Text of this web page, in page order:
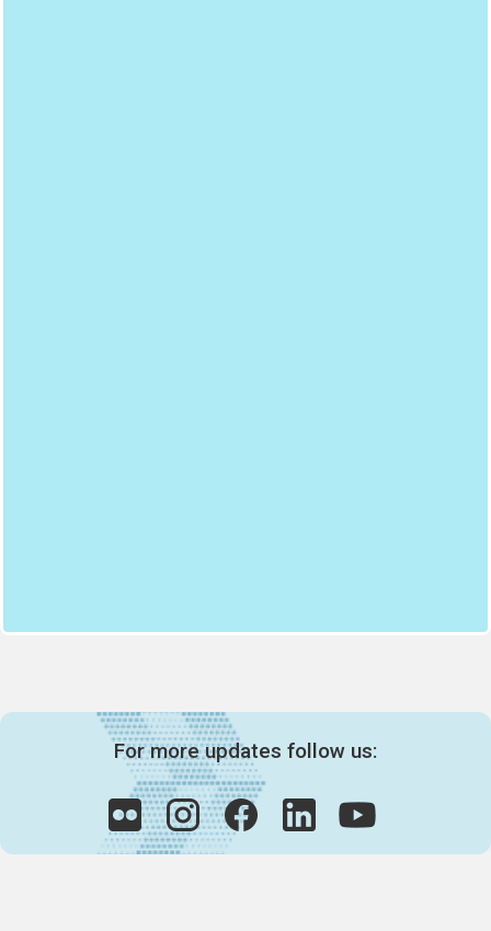
For more updates follow us: